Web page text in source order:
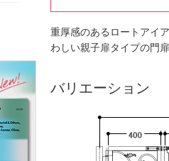
重厚感のあるロートアイ
わしい親子扉タイプの門
バリエーション